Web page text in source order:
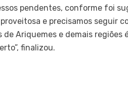
pendentes, conforme foi
e precisamos seguir
Ariquemes e demais regiões
finalizou.